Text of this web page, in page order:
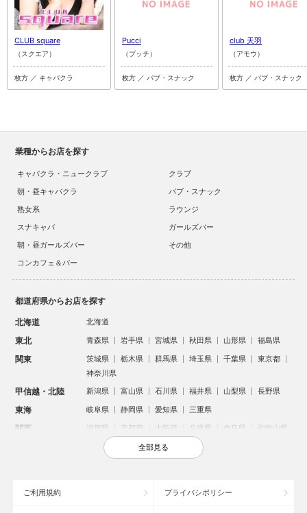
CLUB square
（スクエア）
枚方 ／ キャバクラ
Pucci
（プッチ）
枚方 ／ パブ・スナック
club 天羽
（アモウ）
枚方 ／ パブ・スナック
業種からお店を探す
キャバクラ・ニュークラブ
クラブ
朝・昼キャバクラ
パブ・スナック
熟女系
ラウンジ
スナキャバ
ガールズバー
朝・昼ガールズバー
その他
コンカフェ＆バー
都道府県からお店を探す
北海道 北海道
東北 青森県 岩手県 宮城県 秋田県 山形県 福島県
関東 茨城県 栃木県 群馬県 埼玉県 千葉県
東京都
神奈川県
甲信越・北陸 新潟県 富山県 石川県 福井県 山梨県 長野県
東海 岐阜県 静岡県 愛知県 三重県
関西 滋賀県 京都府 大阪府 兵庫県 奈良県 和歌山県
鳥取県 島根県 岡山県 広島県
沖縄県
全部見る
ご利用規約 プライバシポリシー